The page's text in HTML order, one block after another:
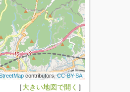
contributors,CC-BY-SA
［大きい地図で開く ］